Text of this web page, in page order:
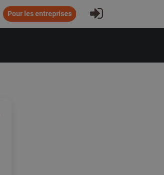
Pour les entreprises S'inscrire